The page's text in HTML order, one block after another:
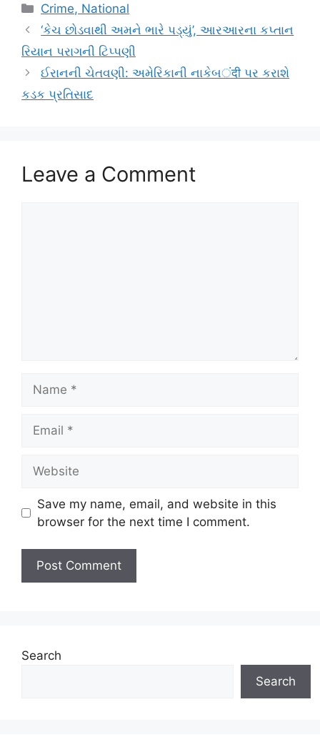
Categories
Crime, National
‘કેચ છોડવાથી અમને ભારે પડ્યું’, આરઆરના કપ્તાન
રિયાન પરાગની ટિપ્પણી
ઈરાનની ચેતવણી: અમેરિકાની નાકેબंदी પર કરાશે
કડક પ્રતિસાદ
Leave a Comment
Save my name, email, and website in this
browser for the next time I comment.
Search
Search